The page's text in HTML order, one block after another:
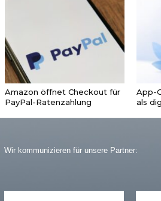
Amazon öffnet Checkout für
PayPal-Ratenzahlung
App-
als
Wir kommunizieren für unsere Partner: